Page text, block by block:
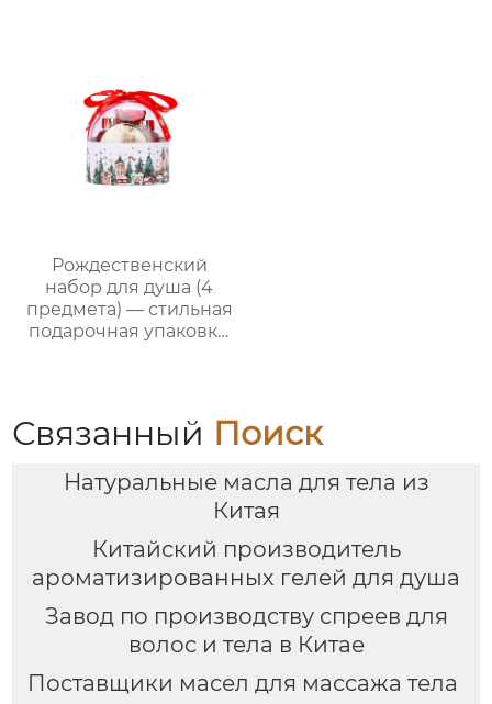
| Мини-подарочная
коробка с
индивидуальным
логотипом
Рождественский
набор для душа (4
предмета) — стильная
подарочная упаковка,
Связанный Поиск
Натуральные масла для тела из
Китая
Китайский производитель
ароматизированных гелей для душа
Завод по производству спреев для
волос и тела в Китае
Поставщики масел для массажа тела